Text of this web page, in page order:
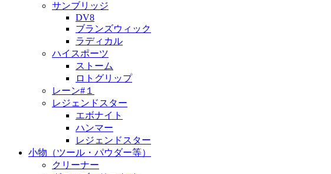
サンブリッジ
DV8
ブランズウィック
ラディカル
ハイスポーツ
ストーム
ロトグリップ
レーン#１
レジェンドスター
エボナイト
ハンマー
レジェンドスター
小物（ツール・パウダー等）
クリーナー